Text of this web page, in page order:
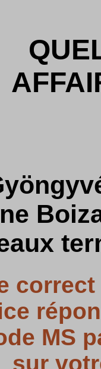
MS
sur